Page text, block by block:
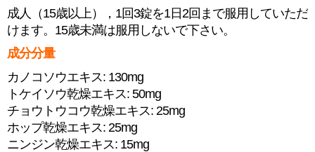
成人（15歳以上），1回3錠を1日2回まで服用していただ
けます。15歳未満は服用しないで下さい。
成分分量
カノコソウエキス: 130mg
トケイソウ乾燥エキス: 50mg
チョウトウコウ乾燥エキス: 25mg
ホップ乾燥エキス: 25mg
ニンジン乾燥エキス: 15mg